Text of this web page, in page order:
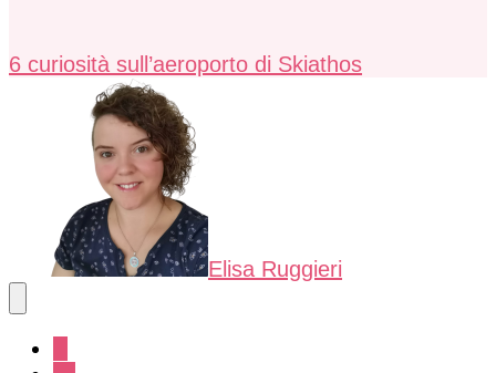
6 curiosità sull’aeroporto di Skiathos
Elisa Ruggieri